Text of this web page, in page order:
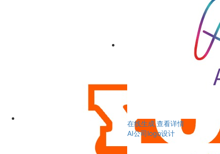
在线生成 查看详情
AI公司logo设计